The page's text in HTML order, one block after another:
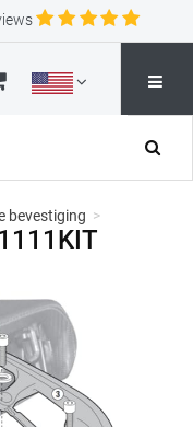
bevestiging >